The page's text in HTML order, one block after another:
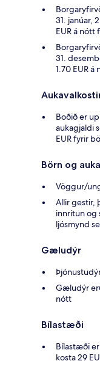
31. janúar,
EUR á nótt
31.
1.70 EUR
Boðið er
aukagjaldi
EUR fyrir
Börn og
Vöggur/
Allir gestir,
innritun og
ljósmynd
Gæludýr
Gæludýr
nótt
Bílastæði
Bílastæði
kosta 29